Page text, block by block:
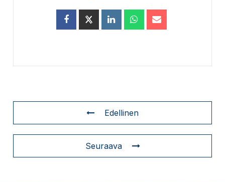
Edellinen
Seuraava